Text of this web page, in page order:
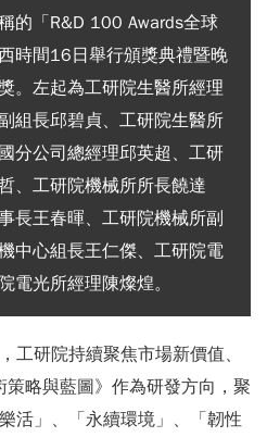
的「R&D 100 Awards全球
時間16日舉行頒獎典禮暨晚
。左起為工研院生醫所經理
組長邱碧貞、工研院生醫所
分公司總經理邱英超、工研
、工研院機械所所長饒達
長王春暉、工研院機械所副
中心組長王仁傑、工研院電
電光所經理陳燦煌。
工研院持續聚焦市場新價值、
略與藍圖》作為研發方向，聚
活」、「永續環境」、「韌性